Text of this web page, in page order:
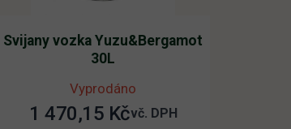
Svijany vozka Yuzu&Bergamot
30L
Vyprodáno
1 470,15 Kčvč. DPH